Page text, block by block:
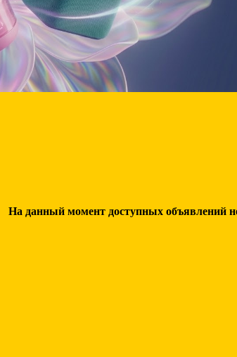
На данный момент доступных объявлений